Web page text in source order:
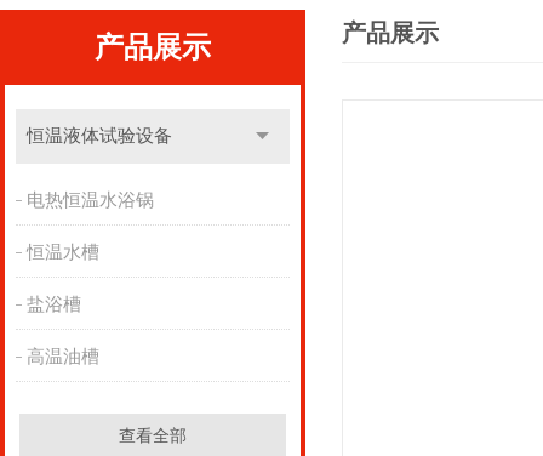
产品展示
恒温液体试验设备
电热恒温水浴锅
恒温水槽
盐浴槽
高温油槽
查看全部
产品展示